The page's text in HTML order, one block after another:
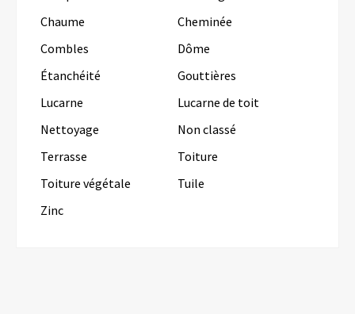
Chaume
Cheminée
Combles
Dôme
Étanchéité
Gouttières
Lucarne
Lucarne de toit
Nettoyage
Non classé
Terrasse
Toiture
Toiture végétale
Tuile
Zinc